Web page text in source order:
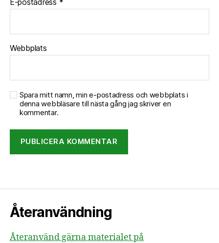
Webbplats
Spara mitt namn, min e-postadress och webbplats i
denna webbläsare till nästa gång jag skriver en
kommentar.
Återanvändning
Återanvänd gärna materialet på